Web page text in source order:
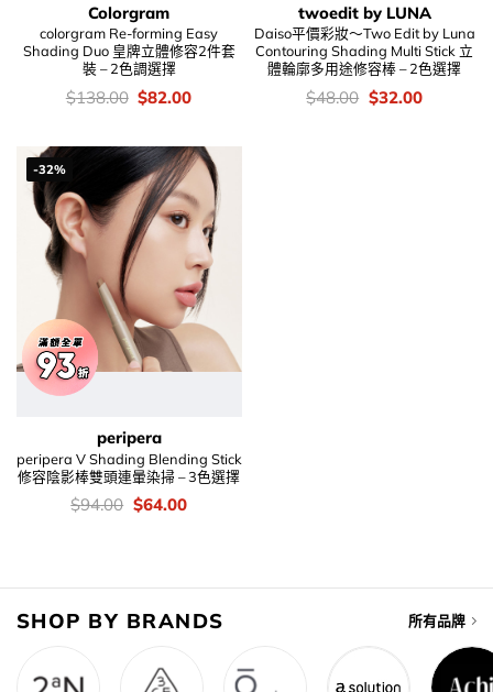
Colorgram
colorgram Re-forming Easy
Shading Duo 皇牌立體修容2件套
裝 – 2色調選擇
價
錢：
$138.00 Original
price
$138.00.
$82.00Current
$82.00.
twoedit by LUNA
Daiso平價彩妝～Two Edit by Luna
Contouring Shading Multi Stick 立
體輪廓多用途修容棒 – 2色選擇
價
錢：
$48.00 Original
price
$32.00Current
-32%
peripera
peripera V Shading Blending Stick
修容陰影棒雙頭連暈染掃 – 3色選擇
價
錢：
$94.00 Original
price
$64.00Current
SHOP BY BRANDS 所有品牌